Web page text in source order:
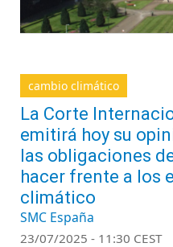
cambio climático
La Corte
emitirá hoy su
las obligaciones
hacer frente a los
climático
SMC España
23/07/2025 - 11:30 CEST